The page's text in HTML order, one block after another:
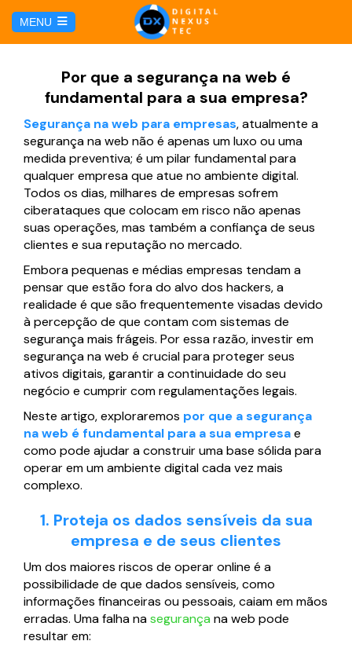
MENU
SERVICIOS
Hosting y Dominio
Gestión de Redes Sociales
Brand Book
Soluciones TI
Soporte Técnico
PÁGINAS
Página web para Agencias de Viaje
Página web para Hoteles
Página web para Restaurantes
Página web para Tiendas Virtuales
Página web para Empresas
MARKETING DIGITAL
Marketing por Facebook
Marketing por Google
BLOG
CONTÁCTANOS
Por que a segurança na web é
fundamental para a sua empresa?
Segurança na web para empresas, atualmente a
segurança na web não é apenas um luxo ou uma
medida preventiva; é um pilar fundamental para
qualquer empresa que atue no ambiente digital.
Todos os dias, milhares de empresas sofrem
ciberataques que colocam em risco não apenas
suas operações, mas também a confiança de seus
clientes e sua reputação no mercado.
Embora pequenas e médias empresas tendam a
pensar que estão fora do alvo dos hackers, a
realidade é que são frequentemente visadas devido
à percepção de que contam com sistemas de
segurança mais frágeis. Por essa razão, investir em
segurança na web é crucial para proteger seus
ativos digitais, garantir a continuidade do seu
negócio e cumprir com regulamentações legais.
Neste artigo, exploraremos por que a segurança
na web é fundamental para a sua empresae
como pode ajudar a construir uma base sólida para
operar em um ambiente digital cada vez mais
complexo.
1. Proteja os dados sensíveis da sua
empresa e de seus clientes
Um dos maiores riscos de operar online é a
possibilidade de que dados sensíveis, como
informações financeiras ou pessoais, caiam em mãos
erradas. Uma falha nasegurança na web pode
resultar em: